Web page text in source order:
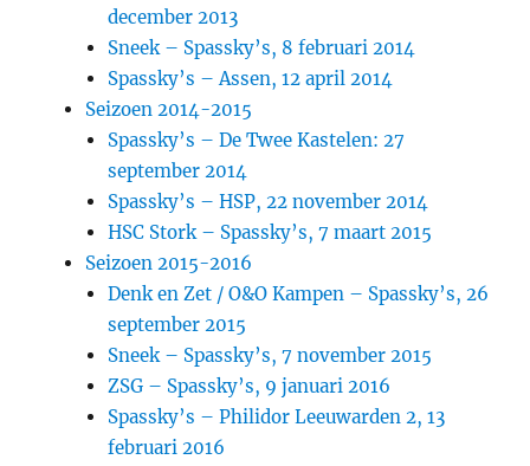
december 2013
Sneek – Spassky’s, 8 februari 2014
Spassky’s – Assen, 12 april 2014
Seizoen 2014-2015
Spassky’s – De Twee Kastelen: 27
september 2014
Spassky’s – HSP, 22 november 2014
HSC Stork – Spassky’s, 7 maart 2015
Seizoen 2015-2016
Denk en Zet / O&O Kampen – Spassky’s, 26
september 2015
Sneek – Spassky’s, 7 november 2015
ZSG – Spassky’s, 9 januari 2016
Spassky’s – Philidor Leeuwarden 2, 13
februari 2016